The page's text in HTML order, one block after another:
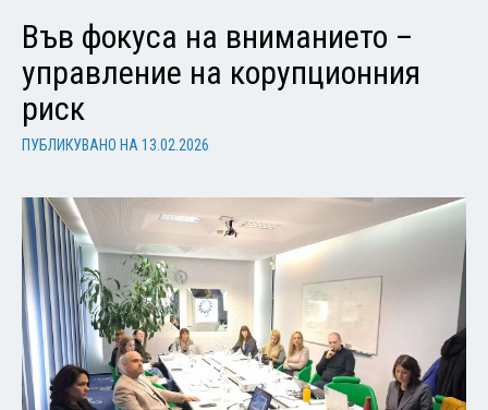
Във фокуса на вниманието –
управление на корупционния
риск
ПУБЛИКУВАНО НА 13.02.2026